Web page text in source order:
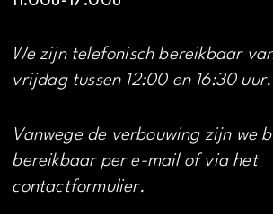
We zijn telefonisch bereikbaar
vrijdag tussen 12:00 en 16:30 uur.
Vanwege de verbouwing zijn we
bereikbaar per e-mail of via het
contactformulier.